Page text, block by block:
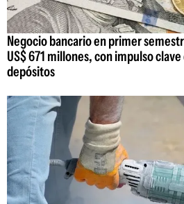
Negocio bancario en primer
US$ 671 millones, con impulso
depósitos